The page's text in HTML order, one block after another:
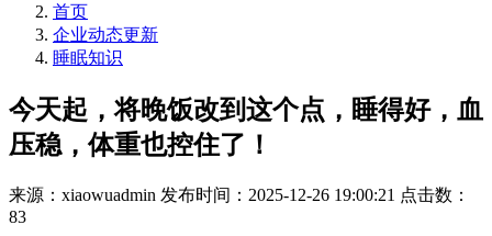
首页
企业动态更新
睡眠知识
今天起，将晚饭改到这个点，睡得好，血
压稳，体重也控住了！
来源：xiaowuadmin 发布时间：2025-12-26 19:00:21 点击数：
83